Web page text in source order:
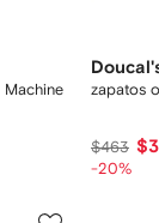
Machine zapatos
$463
-20%